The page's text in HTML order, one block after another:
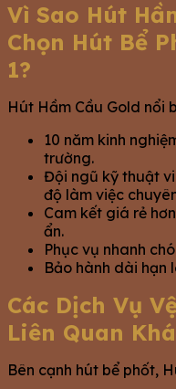
Vì Sao Hút
Chọn Hút Bể
1?
Hút Hầm Cầu Gold nổi
10 năm kinh
trường.
Đội ngũ kỹ thuật
độ làm việc
Cam kết giá rẻ
ẩn.
Phục vụ nhanh
Bảo hành dài hạn
Các Dịch Vụ
Liên Quan
Bên cạnh hút bể phốt,